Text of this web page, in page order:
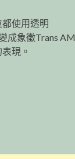
使用透明
成象徵Trans AM
現。